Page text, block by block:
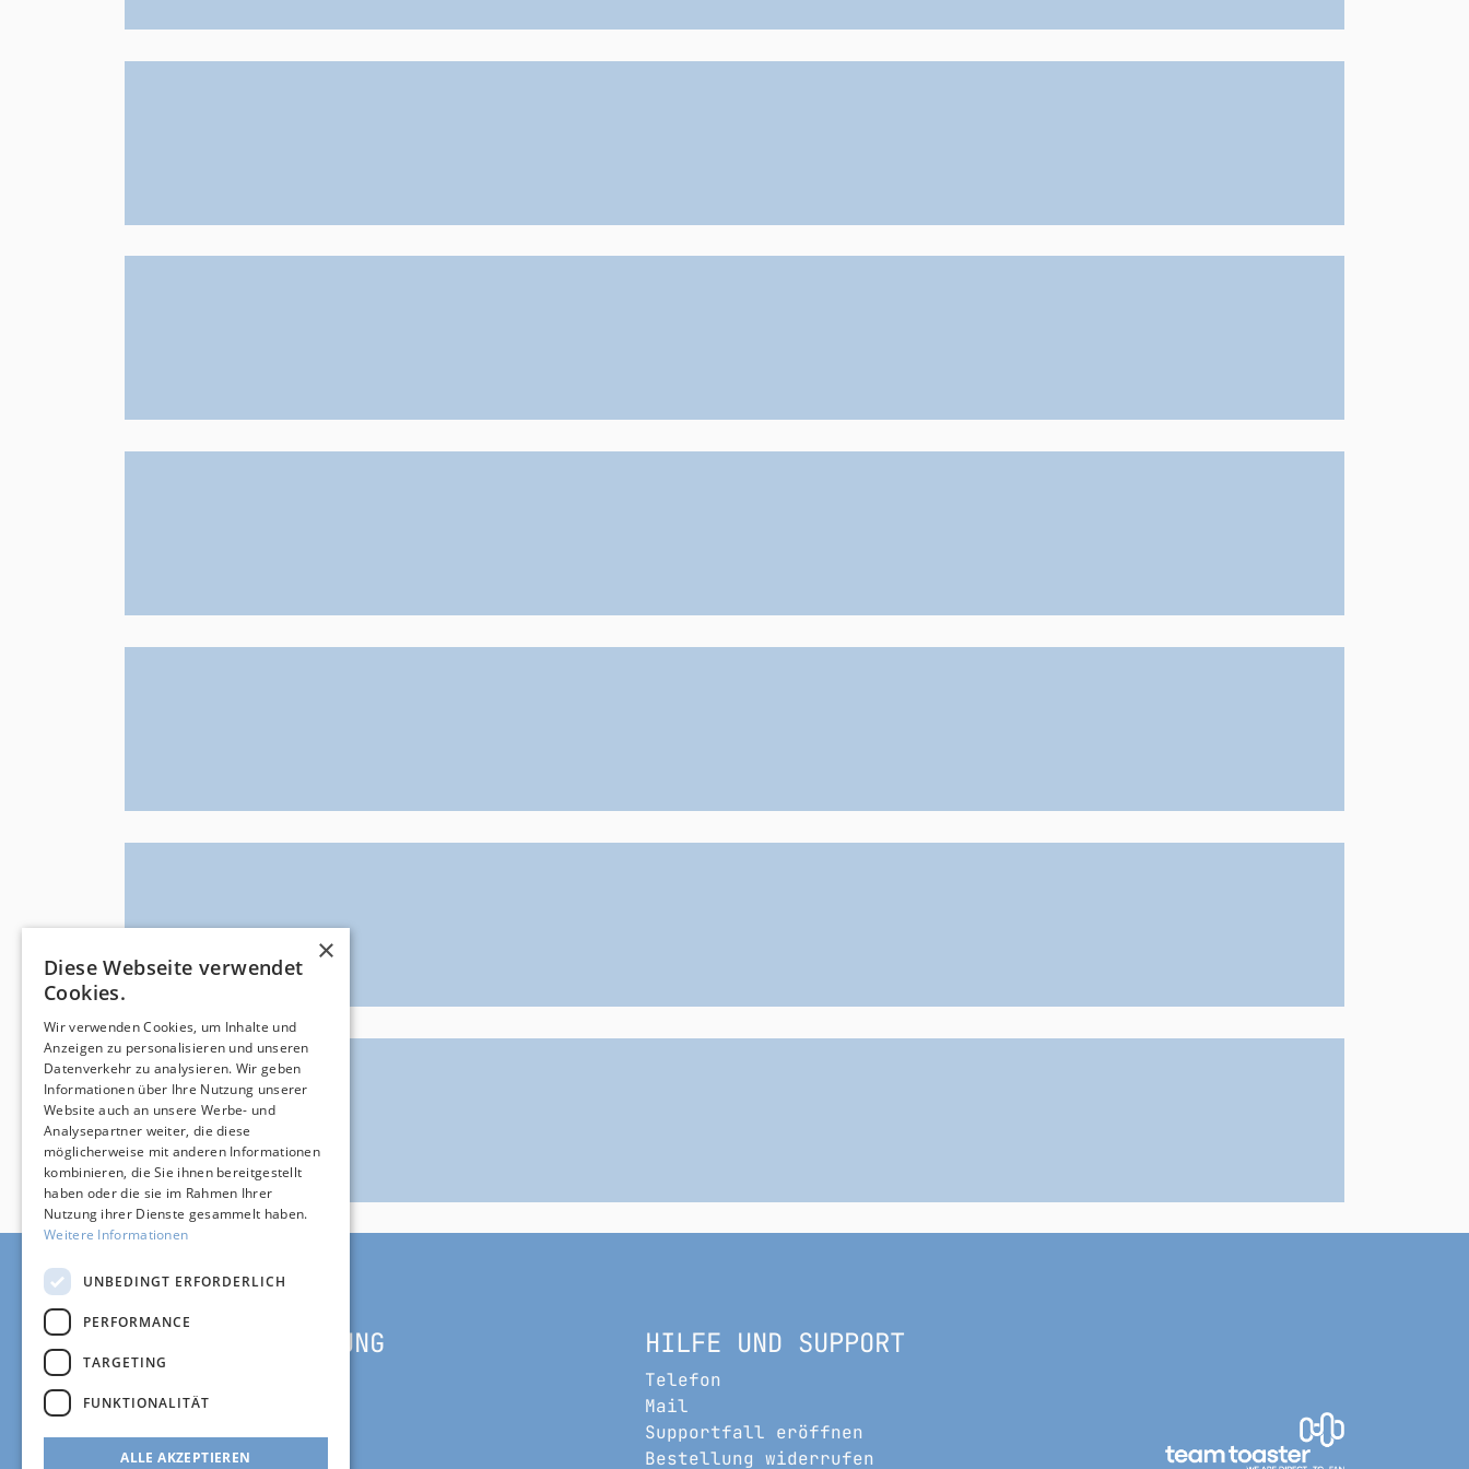
RECHT UND ORDNUNG
Impressum
Datenschutz
HILFE UND SUPPORT
Telefon
Mail
Supportfall eröffnen
Bestellung widerrufen
×
Diese Webseite verwendet
Cookies.
Wir verwenden Cookies, um Inhalte und
Anzeigen zu personalisieren und unseren
Datenverkehr zu analysieren. Wir geben
Informationen über Ihre Nutzung unserer
Website auch an unsere Werbe- und
Analysepartner weiter, die diese
möglicherweise mit anderen Informationen
kombinieren, die Sie ihnen bereitgestellt
haben oder die sie im Rahmen Ihrer
Nutzung ihrer Dienste gesammelt haben.
Weitere Informationen
UNBEDINGT ERFORDERLICH
PERFORMANCE
TARGETING
FUNKTIONALITÄT
ALLE AKZEPTIEREN